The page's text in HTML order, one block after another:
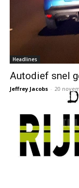
Headlines
Autodief snel
Jeffrey Jacobs - 20